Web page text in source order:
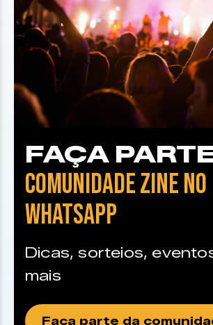
FAÇA
COMUNIDADE ZINE NO
WHATSAPP
Dicas, sorteios,
mais
Faça parte da